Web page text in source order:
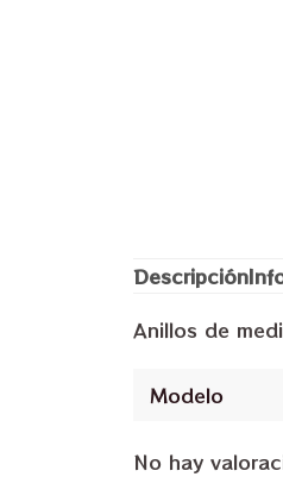
Descripción
Anillos de
Modelo
No hay